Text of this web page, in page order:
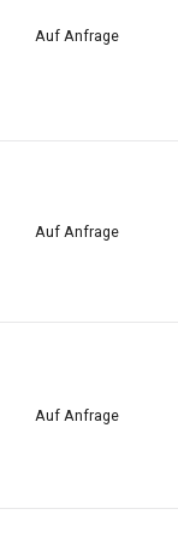
Auf Anfrage
Auf Anfrage
Auf Anfrage